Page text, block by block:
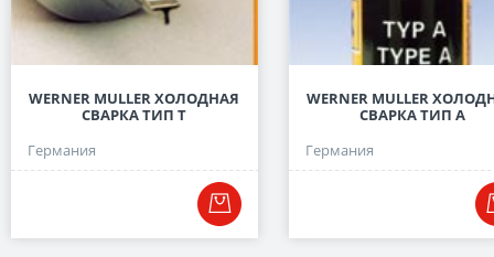
WERNER MULLER ХОЛОДНАЯ
СВАРКА ТИП Т
Германия
WERNER MULLER
СВАРКА ТИП А
Германия